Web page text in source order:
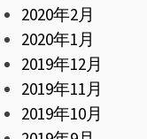
2020年2月
2020年1月
2019年12月
2019年11月
2019年10月